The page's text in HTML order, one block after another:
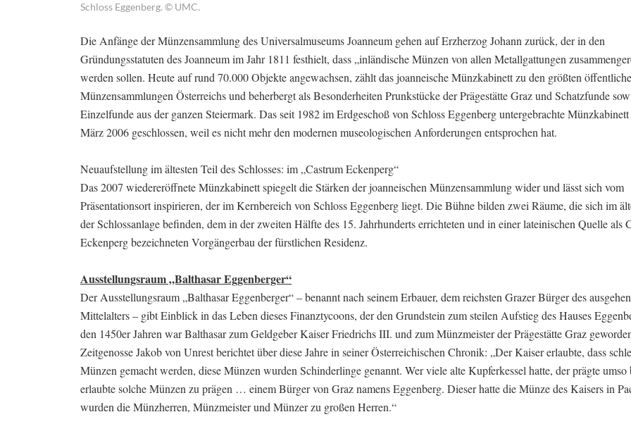
Schloss Eggenberg. © UMC.
Die Anfänge der Münzensammlung des Universalmuseums Joanneum gehen auf Erzherzog Johann zurück, der in den
Gründungsstatuten des Joanneum im Jahr 1811 festhielt, dass „inländische Münzen von allen Metallgattungen
werden sollen. Heute auf rund 70.000 Objekte angewachsen, zählt das joanneische Münzkabinett zu den größten
Münzensammlungen Österreichs und beherbergt als Besonderheiten Prunkstücke der Prägestätte Graz und Schatzfunde
Einzelfunde aus der ganzen Steiermark. Das seit 1982 im Erdgeschoß von Schloss Eggenberg untergebrachte
März 2006 geschlossen, weil es nicht mehr den modernen museologischen Anforderungen entsprochen hat.
Neuaufstellung im ältesten Teil des Schlosses: im „Castrum Eckenperg“
Das 2007 wiedereröffnete Münzkabinett spiegelt die Stärken der joanneischen Münzensammlung wider und lässt sich vom
Präsentationsort inspirieren, der im Kernbereich von Schloss Eggenberg liegt. Die Bühne bilden zwei Räume, die sich im
der Schlossanlage befinden, dem in der zweiten Hälfte des 15. Jahrhunderts errichteten und in einer lateinischen Quelle als
Eckenperg bezeichneten Vorgängerbau der fürstlichen Residenz.
Ausstellungsraum „Balthasar Eggenberger“
Der Ausstellungsraum „Balthasar Eggenberger“ – benannt nach seinem Erbauer, dem reichsten Grazer Bürger des
Mittelalters – gibt Einblick in das Leben dieses Finanztycoons, der den Grundstein zum steilen Aufstieg des Hauses
den 1450er Jahren war Balthasar zum Geldgeber Kaiser Friedrichs III. und zum Münzmeister der Prägestätte Graz
Zeitgenosse Jakob von Unrest berichtet über diese Jahre in seiner Österreichischen Chronik: „Der Kaiser erlaubte, dass
Münzen gemacht werden, diese Münzen wurden Schinderlinge genannt. Wer viele alte Kupferkessel hatte, der prägte umso
erlaubte solche Münzen zu prägen … einem Bürger von Graz namens Eggenberg. Dieser hatte die Münze des Kaisers in
wurden die Münzherren, Münzmeister und Münzer zu großen Herren.“